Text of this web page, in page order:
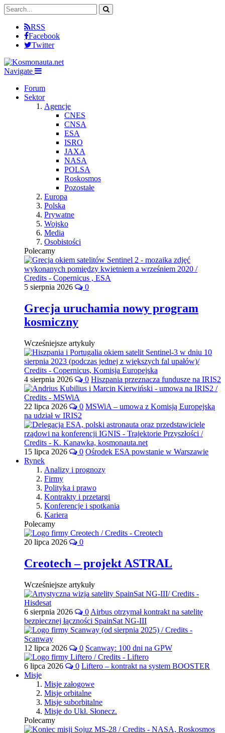
RSS
Facebook
Twitter
Navigate
Forum
Sektor
Agencje
CNES
CNSA
ESA
ISRO
JAXA
NASA
POLSA
Roskosmos
Pozostałe
Europa
Polska
Prywatne
Wojsko
Media
Osobistości
Polecamy
5 sierpnia 2026 0
Grecja uruchamia nowy program
kosmiczny
Wcześniejsze artykuły
4 sierpnia 2026 0 Hiszpania przeznacza fundusze na IRIS2
22 lipca 2026 0 MSWiA – umowa z Komisją Europejską
na udział w IRIS2
15 lipca 2026 0 Ośrodek ESA powstanie w Warszawie
Rynek
Analizy i prognozy
Firmy
Polityka i prawo
Kontrakty i przetargi
Konferencje i spotkania
Kariera
Polecamy
20 lipca 2026 0
Creotech – projekt ASTRAL
Wcześniejsze artykuły
6 sierpnia 2026 0 Airbus otrzymał kontrakt na satelitę
bezpiecznej łączności SpainSat NG-III
12 lipca 2026 0 Scanway: 100 dni na GPW
6 lipca 2026 0 Liftero – kontrakt na system BOOSTER
Misje
Misje załogowe
Misje orbitalne
Misje suborbitalne
Misje do Ukł. Słonecz.
Polecamy